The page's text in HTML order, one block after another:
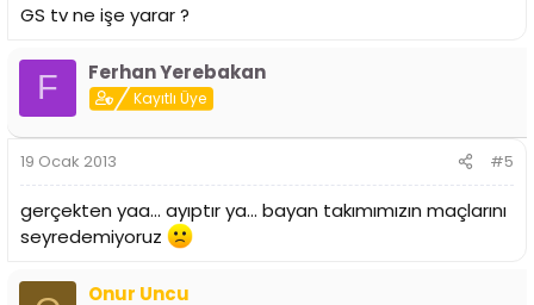
GS tv ne işe yarar ?
F Ferhan Yerebakan
Kayıtlı Üye
19 Ocak 2013 #5
gerçekten yaa... ayıptır ya... bayan takımımızın maçlarını
seyredemiyoruz
Onur Uncu